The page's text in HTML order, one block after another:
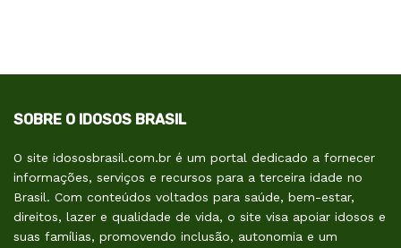
SOBRE O IDOSOS BRASIL
O site idososbrasil.com.br é um portal dedicado a fornecer
informações, serviços e recursos para a terceira idade no
Brasil. Com conteúdos voltados para saúde, bem-estar,
direitos, lazer e qualidade de vida, o site visa apoiar idosos e
suas famílias, promovendo inclusão, autonomia e um